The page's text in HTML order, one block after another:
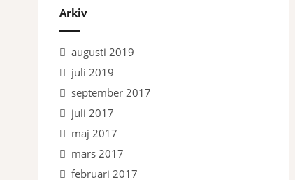
Arkiv
augusti 2019
juli 2019
september 2017
juli 2017
maj 2017
mars 2017
februari 2017